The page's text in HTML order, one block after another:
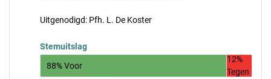
Uitgenodigd: Pfh. L. De Koster
Stemuitslag
88% Voor
12%
Tegen